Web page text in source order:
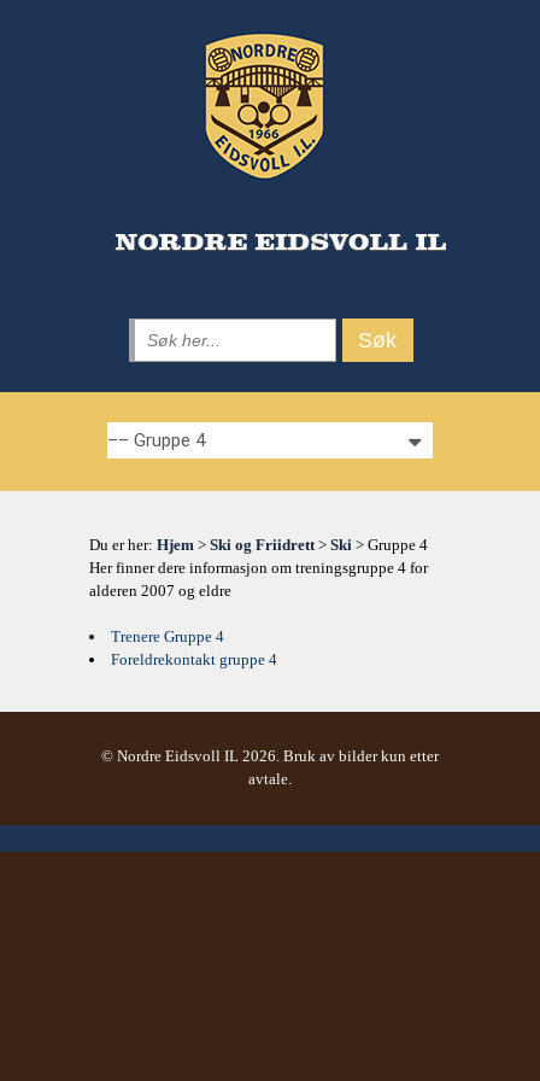
Du er her: Hjem > Ski og Friidrett > Ski > Gruppe 4
Her finner dere informasjon om treningsgruppe 4 for
alderen 2007 og eldre
Trenere Gruppe 4
Foreldrekontakt gruppe 4
© Nordre Eidsvoll IL 2026. Bruk av bilder kun etter
avtale.